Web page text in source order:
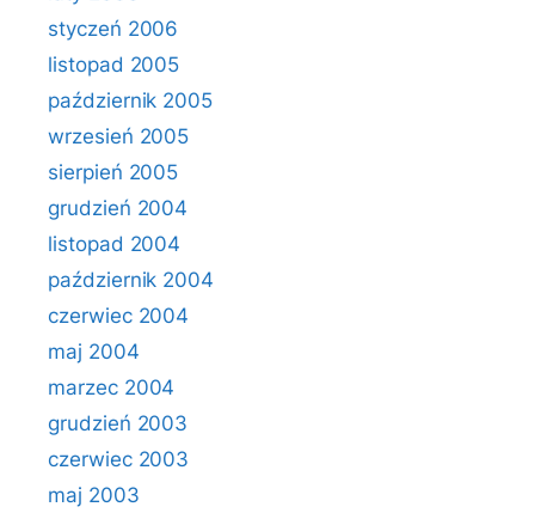
styczeń 2006
listopad 2005
październik 2005
wrzesień 2005
sierpień 2005
grudzień 2004
listopad 2004
październik 2004
czerwiec 2004
maj 2004
marzec 2004
grudzień 2003
czerwiec 2003
maj 2003